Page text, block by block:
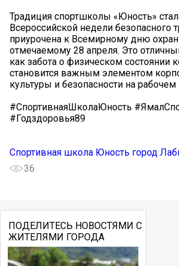
Традиция спортшколы «Юность»
Всероссийской недели безопасного
приурочена к Всемирному дню
отмечаемому 28 апреля. Это
как забота о физическом состоянии
становится важным элементом
культуры и безопасности на рабочем
#СпортивнаяШколаЮность
#Годздоровья89
Спортивная школа Юность город
36
ПОДЕЛИТЕСЬ НОВОСТЯМИ С
ЖИТЕЛЯМИ ГОРОДА